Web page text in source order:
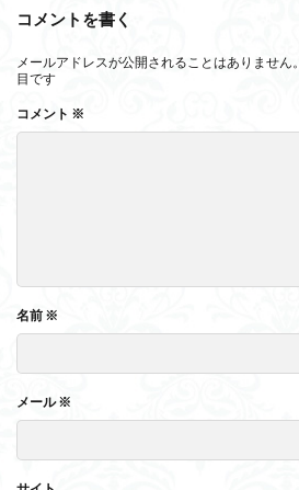
コメントを書く
メールアドレスが公開されることはありません。
目です
コメント ※
名前 ※
メール※